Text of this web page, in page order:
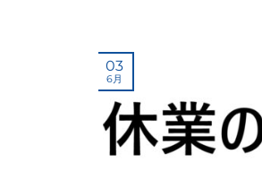
03
6月